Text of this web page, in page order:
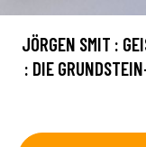
JÖRGEN SMIT :
: DIE